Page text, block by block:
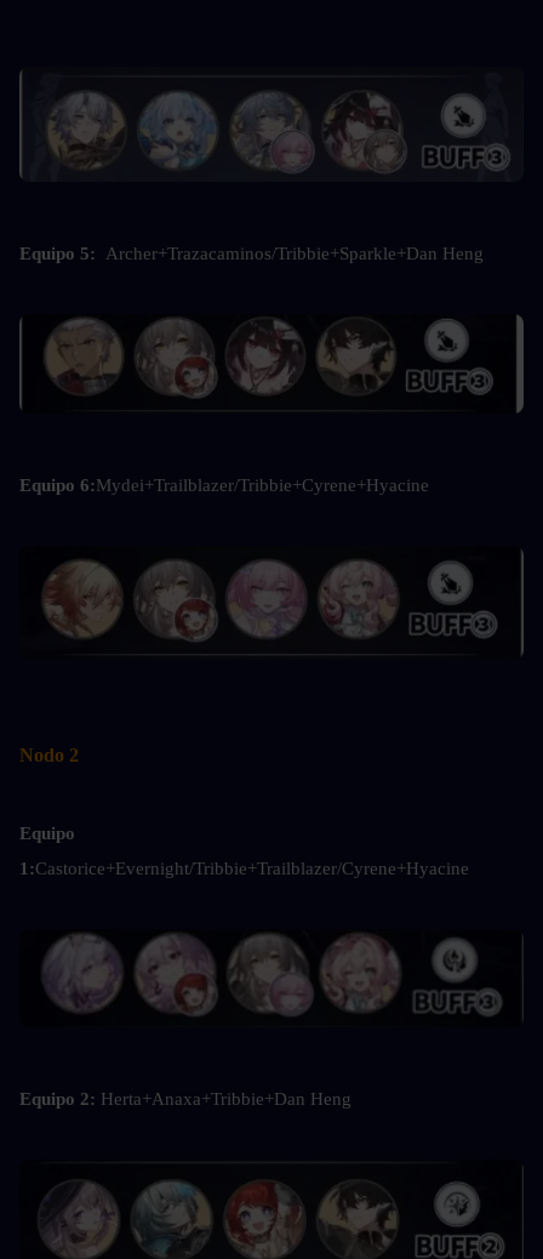
Equipo 5: Archer+Trazacaminos/Tribbie+Sparkle+Dan Heng
Equipo 6:Mydei+Trailblazer/Tribbie+Cyrene+Hyacine
Nodo 2
Equipo
1:Castorice+Evernight/Tribbie+Trailblazer/Cyrene+Hyacine
Equipo 2: Herta+Anaxa+Tribbie+Dan Heng